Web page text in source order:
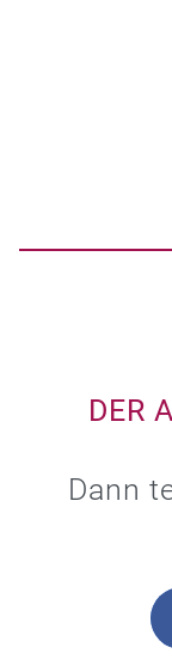
DER
Dann